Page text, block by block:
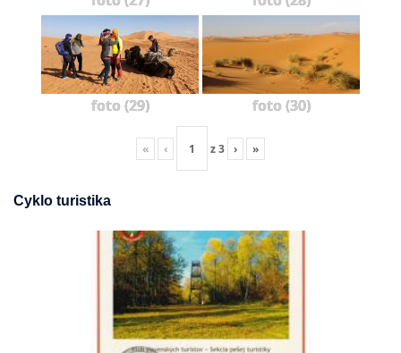
foto (29) foto (30)
« ‹ z3 › »
Cyklo turistika